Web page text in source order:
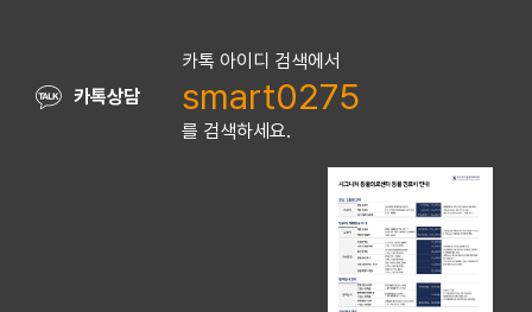
카톡상담
카톡 아이디 검색에서
smart0275
를 검색하세요.